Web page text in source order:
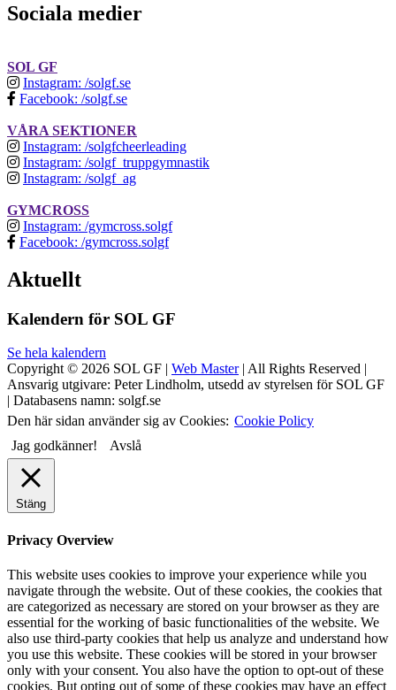
Sociala medier
SOL GF
Instagram: /solgf.se
Facebook: /solgf.se
VÅRA SEKTIONER
Instagram: /solgfcheerleading
Instagram: /solgf_truppgymnastik
Instagram: /solgf_ag
GYMCROSS
Instagram: /gymcross.solgf
Facebook: /gymcross.solgf
Aktuellt
Kalendern för SOL GF
Se hela kalendern
Copyright © 2026 SOL GF | Web Master| All Rights Reserved |
Ansvarig utgivare: Peter Lindholm, utsedd av styrelsen för SOL GF
| Databasens namn: solgf.se
Den här sidan använder sig av Cookies: Cookie Policy
Jag godkänner!
Avslå
Stäng
Privacy Overview
This website uses cookies to improve your experience while you
navigate through the website. Out of these cookies, the cookies that
are categorized as necessary are stored on your browser as they are
essential for the working of basic functionalities of the website. We
also use third-party cookies that help us analyze and understand how
you use this website. These cookies will be stored in your browser
only with your consent. You also have the option to opt-out of these
cookies. But opting out of some of these cookies may have an effect